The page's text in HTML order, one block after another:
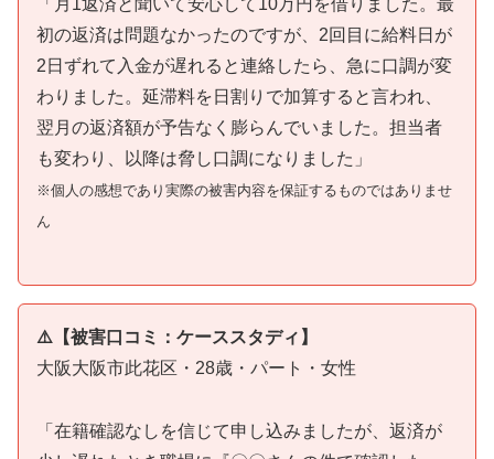
初の返済は問題なかったのですが、2回目に給料日が
2日ずれて入金が遅れると連絡したら、急に口調が変
わりました。延滞料を日割りで加算すると言われ、
翌月の返済額が予告なく膨らんでいました。担当者
も変わり、以降は脅し口調になりました」
※個人の感想であり実際の被害内容を保証するものではありませ
ん
⚠️【被害口コミ：ケーススタディ】
大阪大阪市此花区・28歳・パート・女性
「在籍確認なしを信じて申し込みましたが、返済が